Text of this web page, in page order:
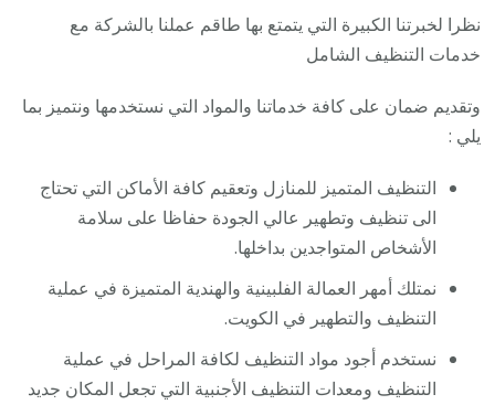
نظرا لخبرتنا الكبيرة التي يتمتع بها طاقم عملنا بالشركة مع
خدمات التنظيف الشامل
وتقديم ضمان على كافة خدماتنا والمواد التي نستخدمها ونتميز بما
يلي :
التنظيف المتميز للمنازل وتعقيم كافة الأماكن التي تحتاج
الى تنظيف وتطهير عالي الجودة حفاظا على سلامة
الأشخاص المتواجدين بداخلها.
نمتلك أمهر العمالة الفلبينية والهندية المتميزة في عملية
التنظيف والتطهير في الكويت.
نستخدم أجود مواد التنظيف لكافة المراحل في عملية
التنظيف ومعدات التنظيف الأجنبية التي تجعل المكان جديد